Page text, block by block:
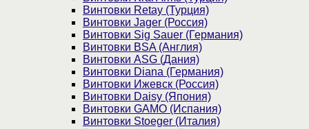
Винтовки Retay (Турция)
Винтовки Jager (Россия)
Винтовки Sig Sauer (Германия)
Винтовки BSA (Англия)
Винтовки ASG (Дания)
Винтовки Diana (Германия)
Винтовки Ижевск (Россия)
Винтовки Daisy (Япония)
Винтовки GAMO (Испания)
Винтовки Stoeger (Италия)